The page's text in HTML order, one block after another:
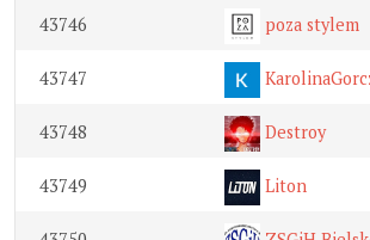
43746 poza stylem
43747
43748 Destroy
43749 Liton